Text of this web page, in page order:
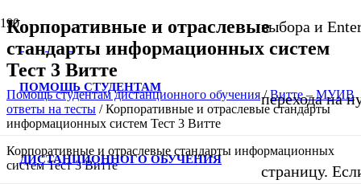
ПОМОЩЬ СТУДЕНТАМ
ДИСТАНЦИОННОГО ОБУЧЕНИЯ
выбора и
перехода на
страницу.
Корпоративные и отраслевые
стандарты информационных систем
Тест 3 Витте
Помощь студентам дистанционного обучения/Витте – МУИВ
ответы на тесты /Корпоративные и отраслевые стандарты
информационных систем Тест 3 Витте
Корпоративные и отраслевые стандарты информационных
систем Тест 3 Витте